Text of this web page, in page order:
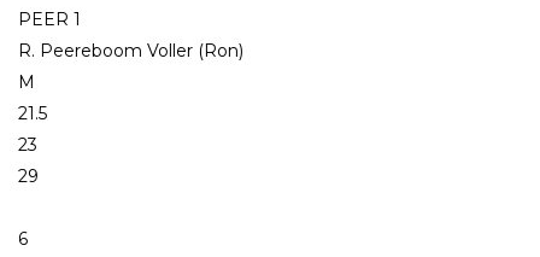
PEER 1
R. Peereboom Voller (Ron)
M
21.5
23
29
6